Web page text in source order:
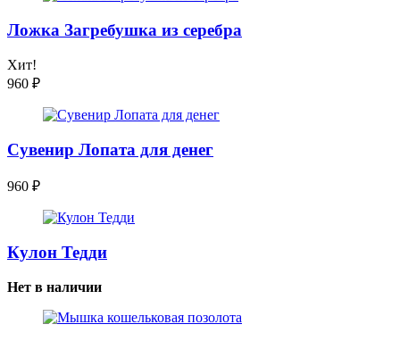
Ложка Загребушка из серебра
Хит!
960 ₽
Сувенир Лопата для денег
960 ₽
Кулон Тедди
Нет в наличии